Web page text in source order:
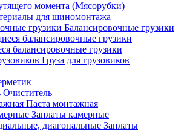
момента (Мясорубки)
для шиномонтажа
Балансировочные грузики
балансировочные грузики
Груза для грузовиков
Очиститель
Паста монтажная
Заплаты камерные
Заплаты